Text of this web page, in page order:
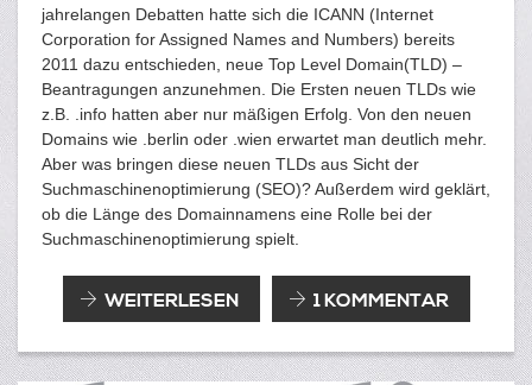
jahrelangen Debatten hatte sich die ICANN (Internet
Corporation for Assigned Names and Numbers) bereits
2011 dazu entschieden, neue Top Level Domain(TLD) –
Beantragungen anzunehmen. Die Ersten neuen TLDs wie
z.B. .info hatten aber nur mäßigen Erfolg. Von den neuen
Domains wie .berlin oder .wien erwartet man deutlich mehr.
Aber was bringen diese neuen TLDs aus Sicht der
Suchmaschinenoptimierung (SEO)? Außerdem wird geklärt,
ob die Länge des Domainnamens eine Rolle bei der
Suchmaschinenoptimierung spielt.
TLD
SEO:
WAS
BRINGEN
WEITERLESEN 1 KOMMENTAR